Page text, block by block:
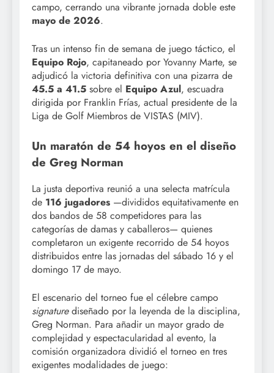
campo, cerrando una vibrante jornada doble este
mayo de 2026.
Tras un intenso fin de semana de juego táctico, el
Equipo Rojo, capitaneado por Yovanny Marte, se
adjudicó la victoria definitiva con una pizarra de
45.5 a 41.5 sobre el Equipo Azul, escuadra
dirigida por Franklin Frías, actual presidente de la
Liga de Golf Miembros de VISTAS (MIV).
Un maratón de 54 hoyos en el diseño
de Greg Norman
La justa deportiva reunió a una selecta matrícula
de 116 jugadores —divididos equitativamente en
dos bandos de 58 competidores para las
categorías de damas y caballeros— quienes
completaron un exigente recorrido de 54 hoyos
distribuidos entre las jornadas del sábado 16 y el
domingo 17 de mayo.
El escenario del torneo fue el célebre campo
signaturediseñado por la leyenda de la disciplina,
Greg Norman. Para añadir un mayor grado de
complejidad y espectacularidad al evento, la
comisión organizadora dividió el torneo en tres
exigentes modalidades de juego: